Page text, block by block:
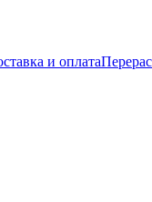
и оплата